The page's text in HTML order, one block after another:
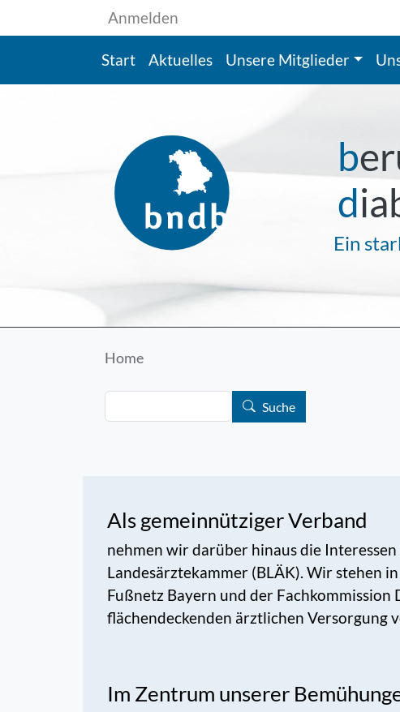
Direkt zum InhaltBenutzermenü
Anmelden
Hauptnavigation
Start Aktuelles Unsere Mitglieder
b
d
Ein
Home
Suche
Als gemeinnütziger Verband
nehmen wir darüber hinaus die
Landesärztekammer (BLÄK). Wir stehen
Fußnetz Bayern und der Fachkommission
flächendeckenden ärztlichen Versorgung
Im Zentrum unserer